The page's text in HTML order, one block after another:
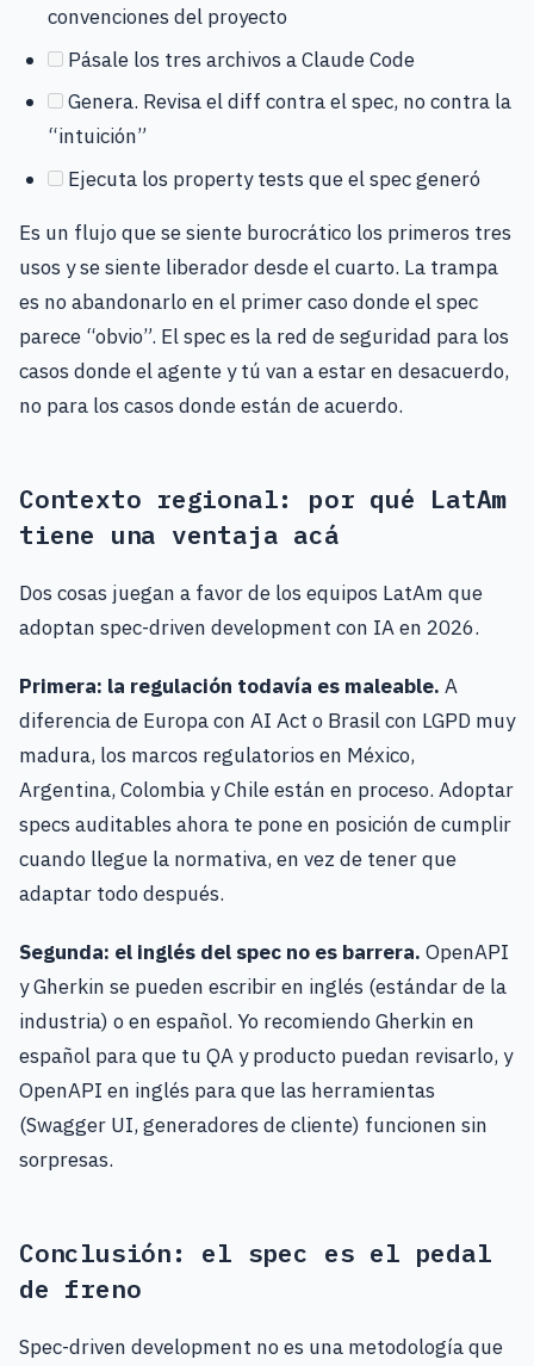
convenciones del proyecto
Pásale los tres archivos a Claude Code
Genera. Revisa el diff contra el spec, no contra la
“intuición”
Ejecuta los property tests que el spec generó
Es un flujo que se siente burocrático los primeros tres
usos y se siente liberador desde el cuarto. La trampa
es no abandonarlo en el primer caso donde el spec
parece “obvio”. El spec es la red de seguridad para los
casos donde el agente y tú van a estar en desacuerdo,
no para los casos donde están de acuerdo.
Contexto regional: por qué LatAm
tiene una ventaja acá
Dos cosas juegan a favor de los equipos LatAm que
adoptan spec-driven development con IA en 2026.
Primera: la regulación todavía es maleable. A
diferencia de Europa con AI Act o Brasil con LGPD muy
madura, los marcos regulatorios en México,
Argentina, Colombia y Chile están en proceso. Adoptar
specs auditables ahora te pone en posición de cumplir
cuando llegue la normativa, en vez de tener que
adaptar todo después.
Segunda: el inglés del spec no es barrera. OpenAPI
y Gherkin se pueden escribir en inglés (estándar de la
industria) o en español. Yo recomiendo Gherkin en
español para que tu QA y producto puedan revisarlo, y
OpenAPI en inglés para que las herramientas
(Swagger UI, generadores de cliente) funcionen sin
sorpresas.
Conclusión: el spec es el pedal
de freno
Spec-driven development no es una metodología que